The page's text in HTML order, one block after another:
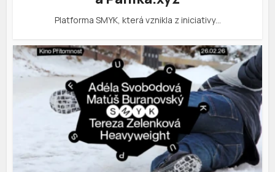
Platforma SMYK, která vznikla z iniciativy…